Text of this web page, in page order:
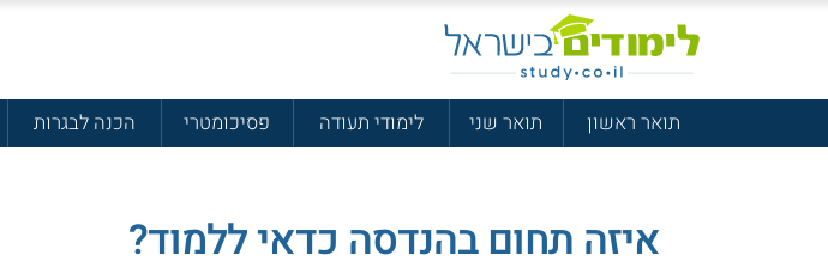
תואר ראשון תואר שני לימודי תעודה פסיכומטרי הכנה לבגרות
איזה תחום בהנדסה כדאי ללמוד?